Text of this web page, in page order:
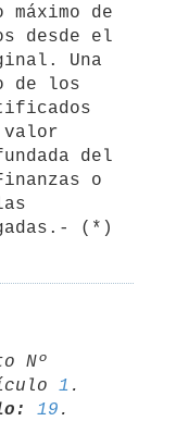
de
desde el
Una
de los
valor
del
o
Nº
1
19